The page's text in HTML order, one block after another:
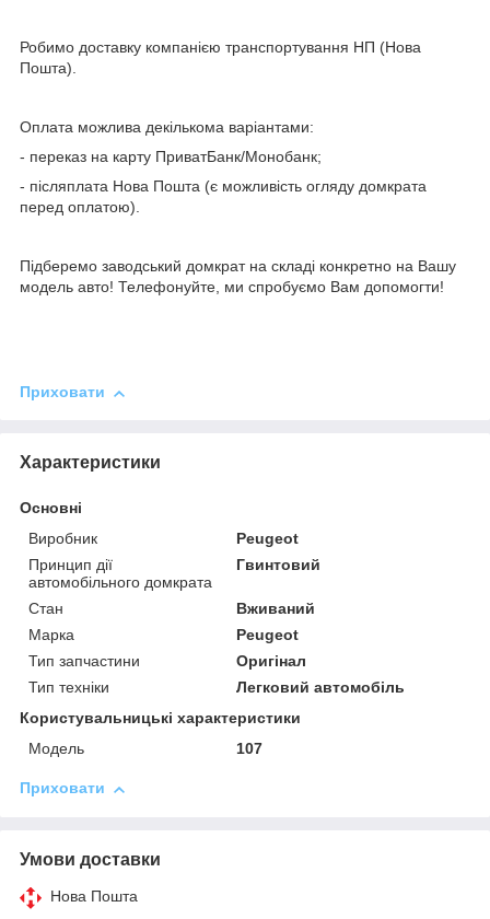
Робимо доставку компанією транспортування НП (Нова
Пошта).
Оплата можлива декількома варіантами:
- переказ на карту ПриватБанк/Монобанк;
- післяплата Нова Пошта (є можливість огляду домкрата
перед оплатою).
Підберемо заводський домкрат на складі конкретно на Вашу
модель авто! Телефонуйте, ми спробуємо Вам допомогти!
Приховати
Характеристики
Основні
Виробник
Peugeot
Принцип дії
автомобільного домкрата
Гвинтовий
Стан
Вживаний
Марка
Peugeot
Тип запчастини
Оригінал
Тип техніки
Легковий автомобіль
Користувальницькі характеристики
Мoдель
107
Приховати
Умови доставки
Нова Пошта